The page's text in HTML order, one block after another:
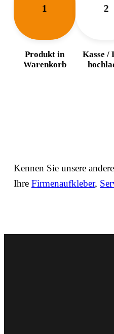
1
Produkt in
Waren­korb
2
Kasse /
Kennen Sie unsere
Ihre Firmenaufkleber,